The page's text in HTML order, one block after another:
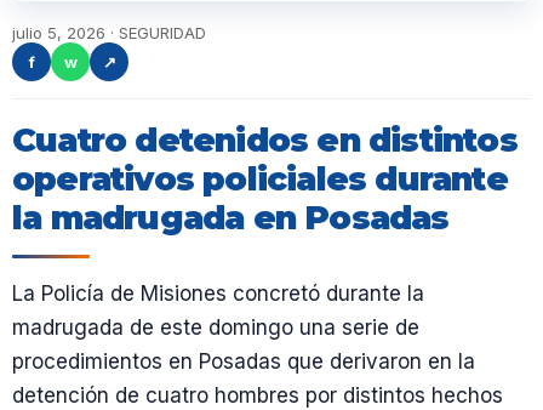
julio 5, 2026 · SEGURIDAD
f
w ↗
Cuatro detenidos en distintos
operativos policiales durante
la madrugada en Posadas
La Policía de Misiones concretó durante la
madrugada de este domingo una serie de
procedimientos en Posadas que derivaron en la
detención de cuatro hombres por distintos hechos